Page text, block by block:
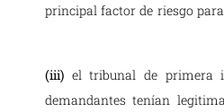
principal factor de riesgo
(iii) el tribunal de primera
demandantes tenían